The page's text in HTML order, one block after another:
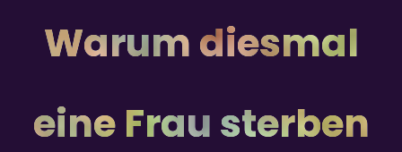
Warum diesmal
eine Frau sterben